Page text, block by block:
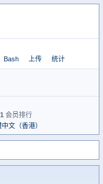
Bash 上传 统计
会员排行
文（香港）